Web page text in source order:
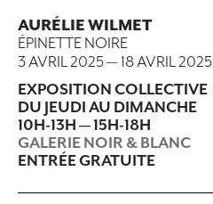
AURÉLIE WILMET
ÉPINETTE NOIRE
3 AVRIL 2025—18 AVRIL 2025
EXPOSITION COLLECTIVE
DU JEUDI AU DIMANCHE
10H-13H — 15H-18H
GALERIE NOIR & BLANC
ENTRÉE GRATUITE